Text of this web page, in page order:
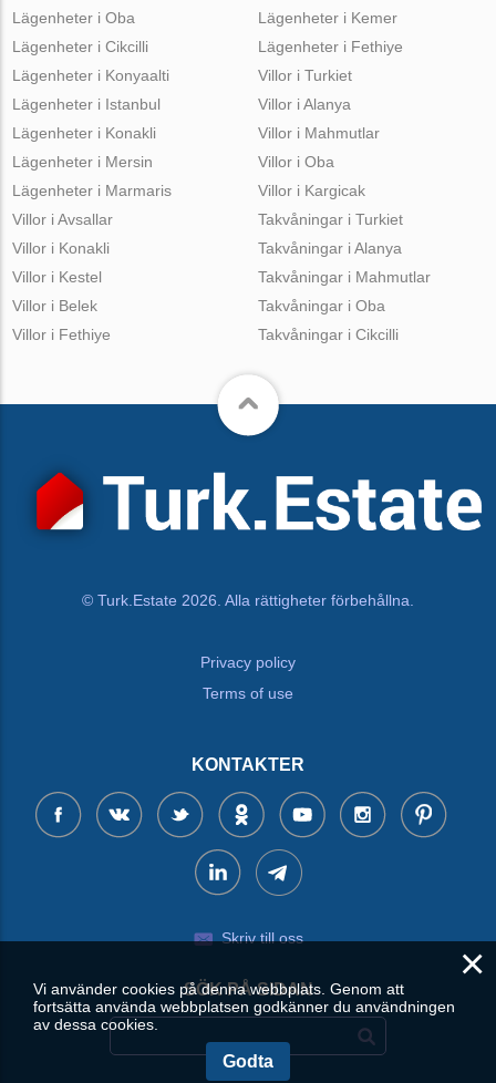
Lägenheter i Oba
Lägenheter i Cikcilli
Lägenheter i Kemer
Lägenheter i Fethiye
Lägenheter i Konyaalti
Lägenheter i Istanbul
Lägenheter i Konakli
Lägenheter i Mersin
Lägenheter i Marmaris
Villor i Turkiet
Villor i Alanya
Villor i Mahmutlar
Villor i Oba
Villor i Kargicak
Villor i Avsallar
Villor i Konakli
Villor i Kestel
Villor i Belek
Villor i Fethiye
Takvåningar i Turkiet
Takvåningar i Alanya
Takvåningar i Mahmutlar
Takvåningar i Oba
Takvåningar i Cikcilli
© Turk.Estate 2026. Alla rättigheter förbehållna.
Privacy policy
Terms of use
KONTAKTER
Skriv till oss
SÖK PÅ SIDAN
×
Vi använder cookies på denna webbplats. Genom att
fortsätta använda webbplatsen godkänner du användningen
av dessa cookies.
Godta